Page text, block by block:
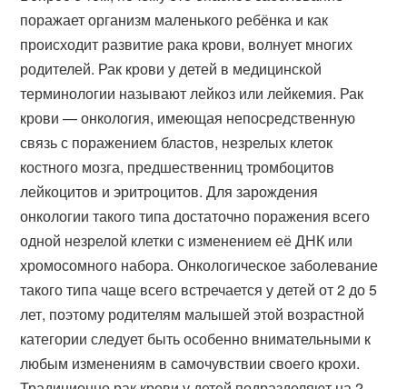
поражает организм маленького ребёнка и как
происходит развитие рака крови, волнует многих
родителей. Рак крови у детей в медицинской
терминологии называют лейкоз или лейкемия. Рак
крови — онкология, имеющая непосредственную
связь с поражением бластов, незрелых клеток
костного мозга, предшественниц тромбоцитов
лейкоцитов и эритроцитов. Для зарождения
онкологии такого типа достаточно поражения всего
одной незрелой клетки с изменением её ДНК или
хромосомного набора. Онкологическое заболевание
такого типа чаще всего встречается у детей от 2 до 5
лет, поэтому родителям малышей этой возрастной
категории следует быть особенно внимательными к
любым изменениям в самочувствии своего крохи.